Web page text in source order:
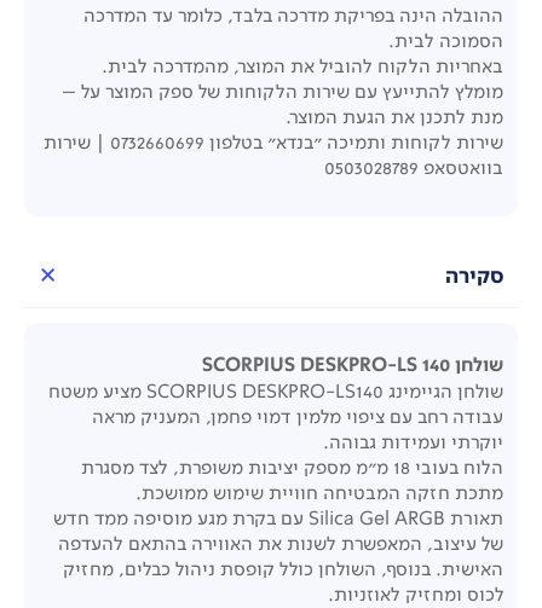
ההובלה הינה בפריקת מדרכה בלבד, כלומר עד המדרכה
הסמוכה לבית.
באחריות הלקוח להוביל את המוצר, מהמדרכה לבית.
מומלץ להתייעץ עם שירות הלקוחות של ספק המוצר על –
מנת לתכנן את הגעת המוצר.
שירות לקוחות ותמיכה "בנדא" בטלפון 0732660699 | שירות
בוואטסאפ 0503028789
סקירה
שולחן SCORPIUS DESKPRO-LS 140
שולחן הגיימינג SCORPIUS DESKPRO-LS140 מציע משטח
עבודה רחב עם ציפוי מלמין דמוי פחמן, המעניק מראה
יוקרתי ועמידות גבוהה.
הלוח בעובי 18 מ"מ מספק יציבות משופרת, לצד מסגרת
מתכת חזקה המבטיחה חוויית שימוש ממושכת.
תאורת Silica Gel ARGB עם בקרת מגע מוסיפה ממד חדש
של עיצוב, המאפשרת לשנות את האווירה בהתאם להעדפה
האישית. בנוסף, השולחן כולל קופסת ניהול כבלים, מחזיק
לכוס ומחזיק לאוזניות.